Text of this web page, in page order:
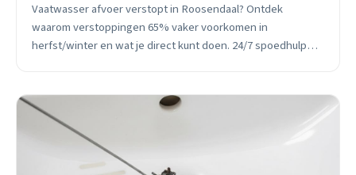
Vaatwasser afvoer verstopt in Roosendaal? Ontdek
waarom verstoppingen 65% vaker voorkomen in
herfst/winter en wat je direct kunt doen. 24/7 spoedhulp